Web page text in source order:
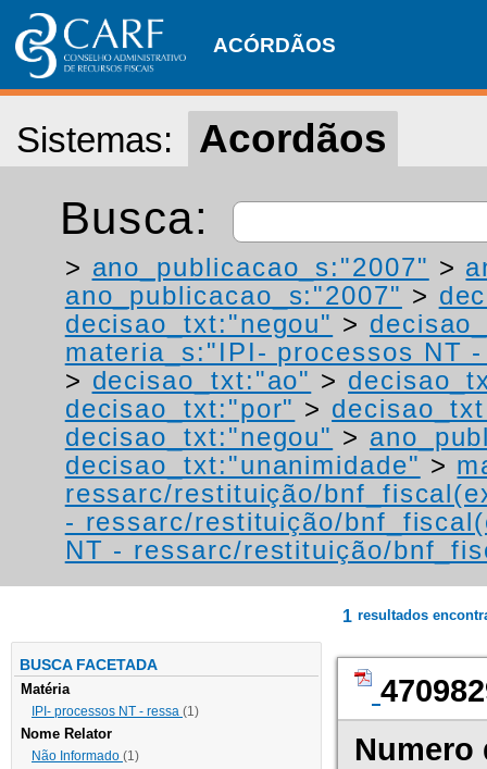
ACÓRDÃOS
Sistemas: Acordãos
Busca:
> ano_publicacao_s:"2007" >
ano_publicacao_s:"2007" >
decisao_txt:"negou" >
materia_s:"IPI- processos NT
> decisao_txt:"ao" >
decisao_txt:"por" >
decisao_txt:"negou" >
decisao_txt:"unanimidade" >
ressarc/restituição/
- ressarc/restituição/
NT - ressarc/restituição/
BUSCA FACETADA
Matéria
IPI- processos NT - ressa (1)
Nome Relator
Não Informado (1)
1 resultados
Numero